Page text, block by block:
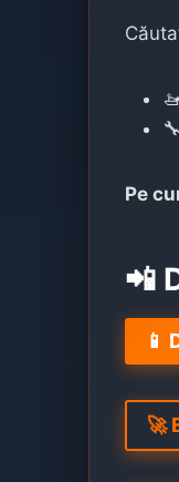
🚤
🔧
Pe
📲
📱
🚀